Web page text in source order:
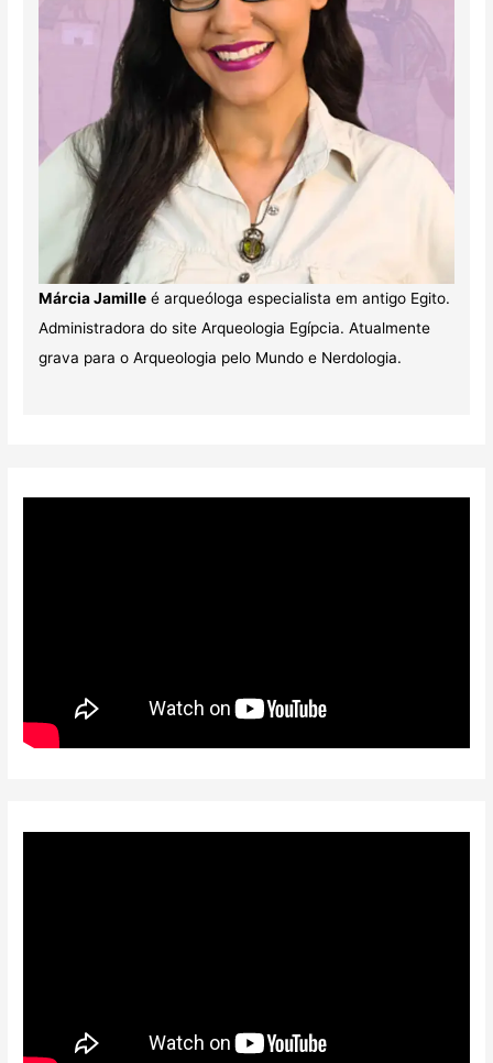
Márcia Jamilleé arqueóloga especialista em antigo Egito.
Administradora do site Arqueologia Egípcia. Atualmente
grava para o Arqueologia pelo Mundo e Nerdologia.